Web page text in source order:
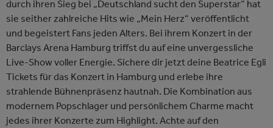
durch ihren Sieg bei „Deutschland sucht den Superstar“ hat
sie seither zahlreiche Hits wie „Mein Herz“ veröffentlicht
und begeistert Fans jeden Alters. Bei ihrem Konzert in der
Barclays Arena Hamburg triffst du auf eine unvergessliche
Live-Show voller Energie. Sichere dir jetzt deine Beatrice Egli
Tickets für das Konzert in Hamburg und erlebe ihre
strahlende Bühnenpräsenz hautnah. Die Kombination aus
modernem Popschlager und persönlichem Charme macht
jedes ihrer Konzerte zum Highlight. Achte auf den